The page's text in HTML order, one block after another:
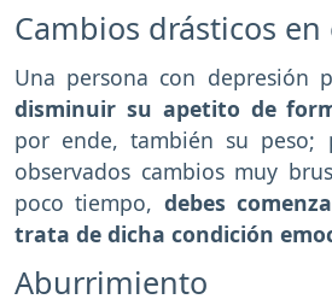
Cambios drásticos en
Una persona con depresión
disminuir su apetito de
por ende, también su
observados cambios muy
poco tiempo, debes
trata de dicha condición
Aburrimiento